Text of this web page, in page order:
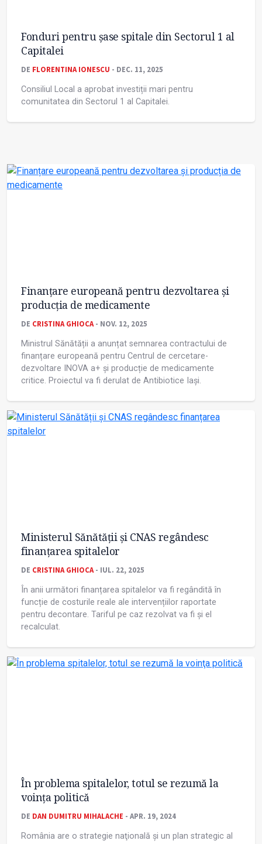
Fonduri pentru șase spitale din Sectorul 1 al
Capitalei
DE FLORENTINA IONESCU - DEC. 11, 2025
Consiliul Local a aprobat investiții mari pentru
comunitatea din Sectorul 1 al Capitalei.
Finanțare europeană pentru dezvoltarea și
producția de medicamente
DE CRISTINA GHIOCA- NOV. 12, 2025
Ministrul Sănătății a anunțat semnarea contractului de
finanțare europeană pentru Centrul de cercetare-
dezvoltare INOVA a+ și producție de medicamente
critice. Proiectul va fi derulat de Antibiotice Iași.
Ministerul Sănătății și CNAS regândesc
finanțarea spitalelor
DE CRISTINA GHIOCA- IUL. 22, 2025
În anii următori finanțarea spitalelor va fi regândită în
funcție de costurile reale ale intervențiilor raportate
pentru decontare. Tariful pe caz rezolvat va fi și el
recalculat.
În problema spitalelor, totul se rezumă la
voinţa politică
DE DAN DUMITRU MIHALACHE - APR. 19, 2024
România are o strategie naţională și un plan strategic al